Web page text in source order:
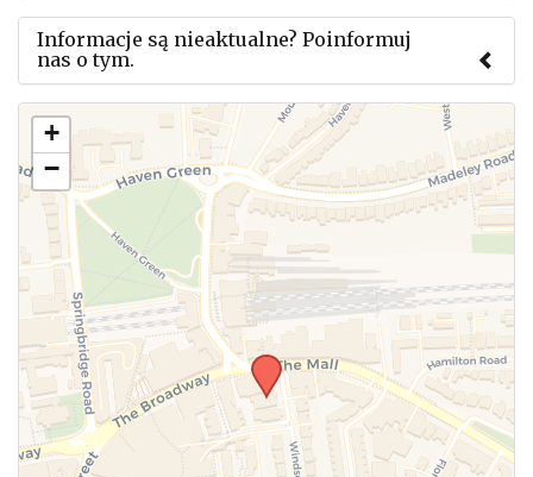
Informacje są nieaktualne? Poinformuj
nas o tym.
Użyj tego formularza aby przesłać informację o
zmianach w powyższym mityngu.
+
−